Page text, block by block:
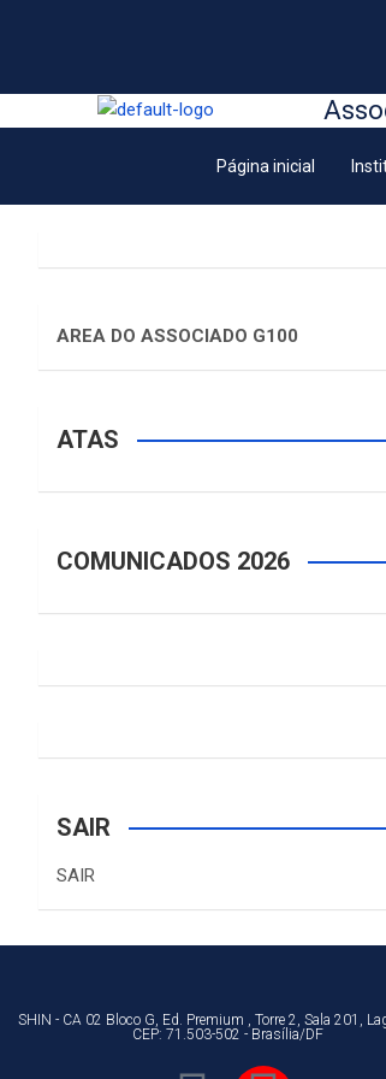
Página inicial
AREA DO ASSOCIADO G100
ATAS
COMUNICADOS 2026
SAIR
SAIR
SHIN - CA 02 Bloco G, Ed. Premium , Torre 2, Sala 201,
CEP: 71.503-502 - Brasília/DF